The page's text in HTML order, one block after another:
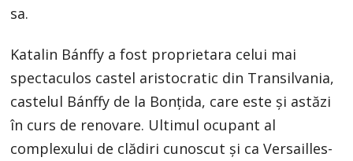
sa.
Katalin Bánffy a fost proprietara celui mai
spectaculos castel aristocratic din Transilvania,
castelul Bánffy de la Bonţida, care este şi astăzi
în curs de renovare. Ultimul ocupant al
complexului de clădiri cunoscut şi ca Versailles-